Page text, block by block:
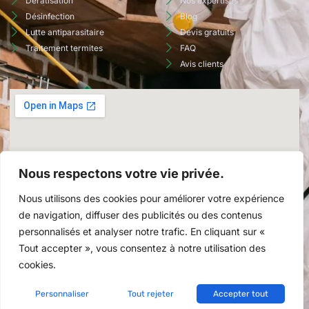
Nous respectons votre vie privée.
Nous utilisons des cookies pour améliorer votre expérience
de navigation, diffuser des publicités ou des contenus
personnalisés et analyser notre trafic. En cliquant sur «
Tout accepter », vous consentez à notre utilisation des
cookies.
Personnaliser Tout rejeter Accepter tout
Désinfection
Lutte antiparasitaire
Traitement termites
Blog
Devis gratuits
FAQ
Avis clients
Copyright © 2026 RINESA SERVICES, Tous droits réservés.
Politique de confidentialitéPolitique relative aux cookies